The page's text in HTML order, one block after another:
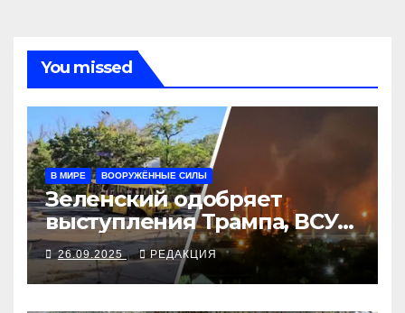
You missed
В МИРЕ ВООРУЖЁННЫЕ СИЛЫ
Зеленский одобряет
выступления Трампа, ВСУ
закрыли Добропольский
рубеж
26.09.2025 РЕДАКЦИЯ